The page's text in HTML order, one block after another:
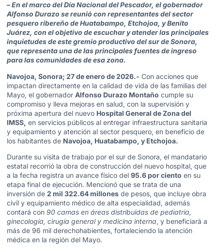
– En el marco del Día Nacional del Pescador, el gobernador
Alfonso Durazo se reunió con representantes del sector
pesquero ribereño de Huatabampo, Etchojoa, y Benito
Juárez, con el objetivo de escuchar y atender las principales
inquietudes de este gremio productivo del sur de Sonora,
que representa una de las principales fuentes de ingreso
para las comunidades de esa zona.
Navojoa, Sonora; 27 de enero de 2026.- Con acciones que
impactan directamente en la calidad de vida de las familias del
Mayo, el gobernador Alfonso Durazo Montaño cumple su
compromiso y lleva mejoras en salud, con la supervisión y
próxima apertura del nuevo Hospital General de Zona del
IMSS, en servicios públicos al entregar infraestructura sanitaria
y equipamiento y atención al sector pesquero, en beneficio de
los habitantes de Navojoa, Huatabampo, y Etchojoa.
Durante su visita de trabajo por el sur de Sonora, el mandatario
estatal recorrió la obra de construcción del nuevo hospital, que
a la fecha registra un avance físico del 95.6 por ciento en su
etapa final de ejecución. Mencionó que se trata de una
inversión de 2 mil 322.64 millones de pesos, que incluye obra
civil y equipamiento médico de alta especialidad, además
contará con 90 camas en áreas distribuidas de pediatría,
ginecología, cirugía general y medicina interna, y beneficiará a
más de 96 mil derechohabientes, fortaleciendo la atención
médica en la región del Mayo.